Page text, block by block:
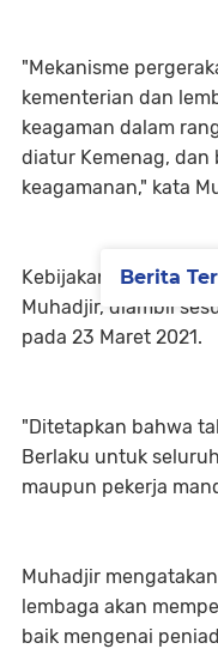
"Mekanisme
kementerian dan
keagaman dalam
diatur Kemenag, dan
keagamanan," kata
Kebijakan melarang
Muhadjir, diambil
pada 23 Maret 2021.
"Ditetapkan bahwa
Berlaku untuk
maupun pekerja
Muhadjir
lembaga akan
baik mengenai
Berita